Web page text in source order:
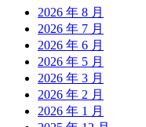
2026 年 8 月
2026 年 7 月
2026 年 6 月
2026 年 5 月
2026 年 3 月
2026 年 2 月
2026 年 1 月